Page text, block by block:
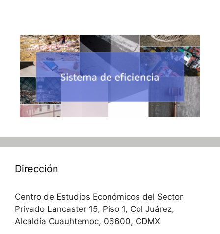
Dirección
Centro de Estudios Económicos del Sector
Privado Lancaster 15, Piso 1, Col Juárez,
Alcaldía Cuauhtemoc, 06600, CDMX